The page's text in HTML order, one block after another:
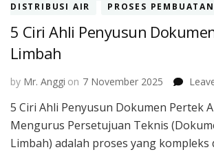
DISTRIBUSI AIR
PROSES
5 Ciri Ahli Penyusun
Limbah
by Mr. Anggi on 7 November 2025
5 Ciri Ahli Penyusun Dokumen Pertek
Mengurus Persetujuan Teknis
Limbah) adalah proses yang kompleks